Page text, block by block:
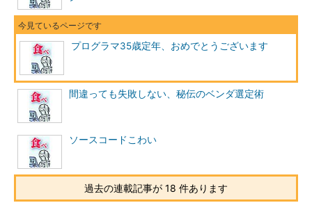
プログラマ35歳定年、おめでとうございます
間違っても失敗しない、秘伝のベンダ選定術
ソースコードこわい
過去の連載記事が 18 件あります